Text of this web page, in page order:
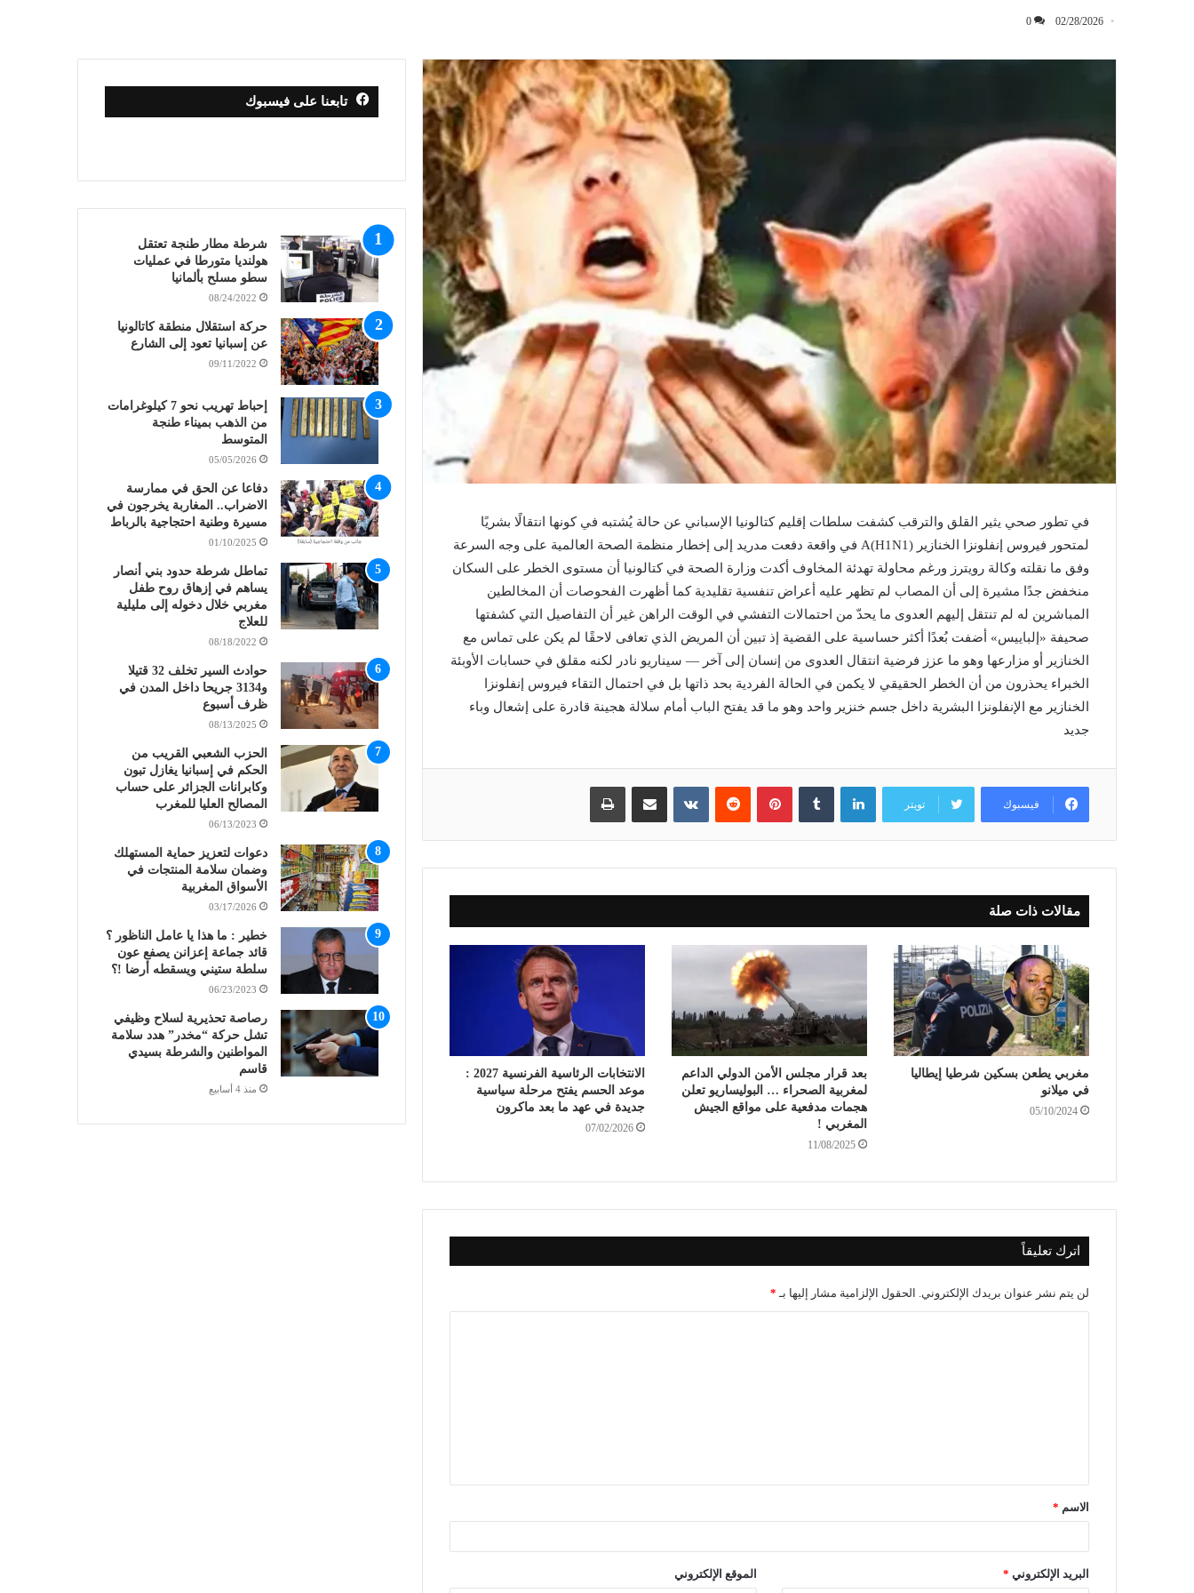
02/28/2026
0
في تطور صحي يثير القلق والترقب كشفت سلطات إقليم كتالونيا الإسباني عن حالة يُشتبه في كونها انتقالًا بشريًا
لمتحور فيروس إنفلونزا الخنازير A(H1N1) في واقعة دفعت مدريد إلى إخطار منظمة الصحة العالمية على وجه السرعة
وفق ما نقلته وكالة رويترز ورغم محاولة تهدئة المخاوف أكدت وزارة الصحة في كتالونيا أن مستوى الخطر على السكان
منخفض جدًا مشيرة إلى أن المصاب لم تظهر عليه أعراض تنفسية تقليدية كما أظهرت الفحوصات أن المخالطين
المباشرين له لم تنتقل إليهم العدوى ما يحدّ من احتمالات التفشي في الوقت الراهن غير أن التفاصيل التي كشفتها
صحيفة «إلباييس» أضفت بُعدًا أكثر حساسية على القضية إذ تبين أن المريض الذي تعافى لاحقًا لم يكن على تماس مع
الخنازير أو مزارعها وهو ما عزز فرضية انتقال العدوى من إنسان إلى آخر — سيناريو نادر لكنه مقلق في حسابات الأوبئة
الخبراء يحذرون من أن الخطر الحقيقي لا يكمن في الحالة الفردية بحد ذاتها بل في احتمال التقاء فيروس إنفلونزا
الخنازير مع الإنفلونزا البشرية داخل جسم خنزير واحد وهو ما قد يفتح الباب أمام سلالة هجينة قادرة على إشعال وباء
جديد
فيسبوك تويتر
لينكدإن بينتيريست مشاركة عبر البريد طباعة
مقالات ذات صلة
مغربي يطعن بسكين شرطيا إيطاليا
في ميلانو
05/10/2024
بعد قرار مجلس الأمن الدولي الداعم
لمغربية الصحراء … البوليساريو تعلن
هجمات مدفعية على مواقع الجيش
المغربي !
11/08/2025
الانتخابات الرئاسية الفرنسية 2027 :
موعد الحسم يفتح مرحلة سياسية
جديدة في عهد ما بعد ماكرون
07/02/2026
اترك تعليقاً
لن يتم نشر عنوان بريدك الإلكتروني. الحقول الإلزامية مشار إليها بـ *
الاسم *
البريد الإلكتروني * الموقع الإلكتروني
تابعنا على فيسبوك
شرطة مطار طنجة تعتقل
هولنديا متورطا في عمليات
سطو مسلح بألمانيا
08/24/2022
حركة استقلال منطقة كاتالونيا
عن إسبانيا تعود إلى الشارع
09/11/2022
إحباط تهريب نحو 7 كيلوغرامات
من الذهب بميناء طنجة
المتوسط
05/05/2026
دفاعا عن الحق في ممارسة
الاضراب.. المغاربة يخرجون في
مسيرة وطنية احتجاجية بالرباط
01/10/2025
تماطل شرطة حدود بني أنصار
يساهم في إزهاق روح طفل
مغربي خلال دخوله إلى مليلية
للعلاج
08/18/2022
حوادث السير تخلف 32 قتيلا
و3134 جريحا داخل المدن في
ظرف أسبوع
08/13/2025
الحزب الشعبي القريب من
الحكم في إسبانيا يغازل تبون
وكابرانات الجزائر على حساب
المصالح العليا للمغرب
06/13/2023
دعوات لتعزيز حماية المستهلك
وضمان سلامة المنتجات في
الأسواق المغربية
03/17/2026
خطير : ما هذا يا عامل الناظور ؟
قائد جماعة إعزانن يصفع عون
سلطة ستيني ويسقطه أرضا !؟
06/23/2023
رصاصة تحذيرية لسلاح وظيفي
تشل حركة “مخدر” هدد سلامة
المواطنين والشرطة بسيدي
قاسم
منذ 4 أسابيع